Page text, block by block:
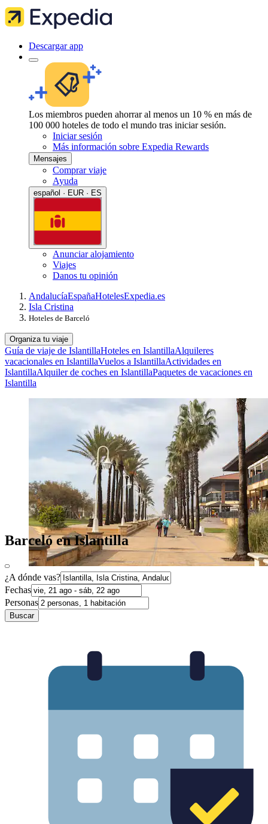
Descargar app
Los miembros pueden ahorrar al menos un 10 % en más de
100 000 hoteles de todo el mundo tras iniciar sesión.
Iniciar sesión
Más información sobre Expedia Rewards
Mensajes
Comprar viaje
Ayuda
español · EUR · ES
Anunciar alojamiento
Viajes
Danos tu opinión
AndalucíaEspañaHotelesExpedia.es
Isla Cristina
Hoteles de Barceló
Organiza tu viaje
Guía de viaje de IslantillaHoteles en IslantillaAlquileres
vacacionales en IslantillaVuelos a IslantillaActividades en
IslantillaAlquiler de coches en IslantillaPaquetes de vacaciones en
Islantilla
Barceló en Islantilla
¿A dónde vas?
Fechas
Personas
Buscar